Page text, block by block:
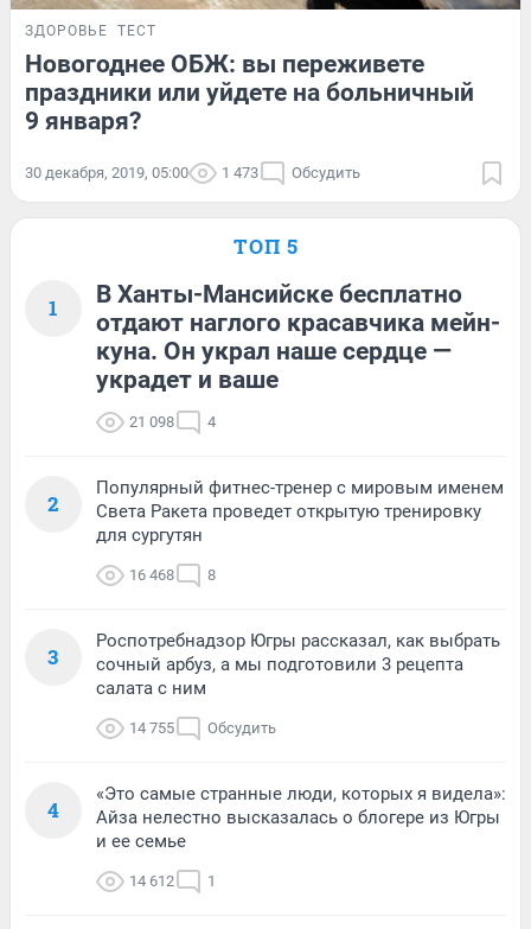
ЗДОРОВЬЕ ТЕСТ
Новогоднее ОБЖ: вы переживете
праздники или уйдете на больничный
9 января?
30 декабря, 2019, 05:00 1 473 Обсудить
ТОП 5
1
В Ханты-Мансийске бесплатно
отдают наглого красавчика мейн-
куна. Он украл наше сердце —
украдет и ваше
21 098 4
2
Популярный фитнес-тренер с мировым именем
Света Ракета проведет открытую тренировку
для сургутян
16 468 8
3
Роспотребнадзор Югры рассказал, как выбрать
сочный арбуз, а мы подготовили 3 рецепта
салата с ним
14 755 Обсудить
4
«Это самые странные люди, которых я видела»:
Айза нелестно высказалась о блогере из Югры
и ее семье
14 612 1